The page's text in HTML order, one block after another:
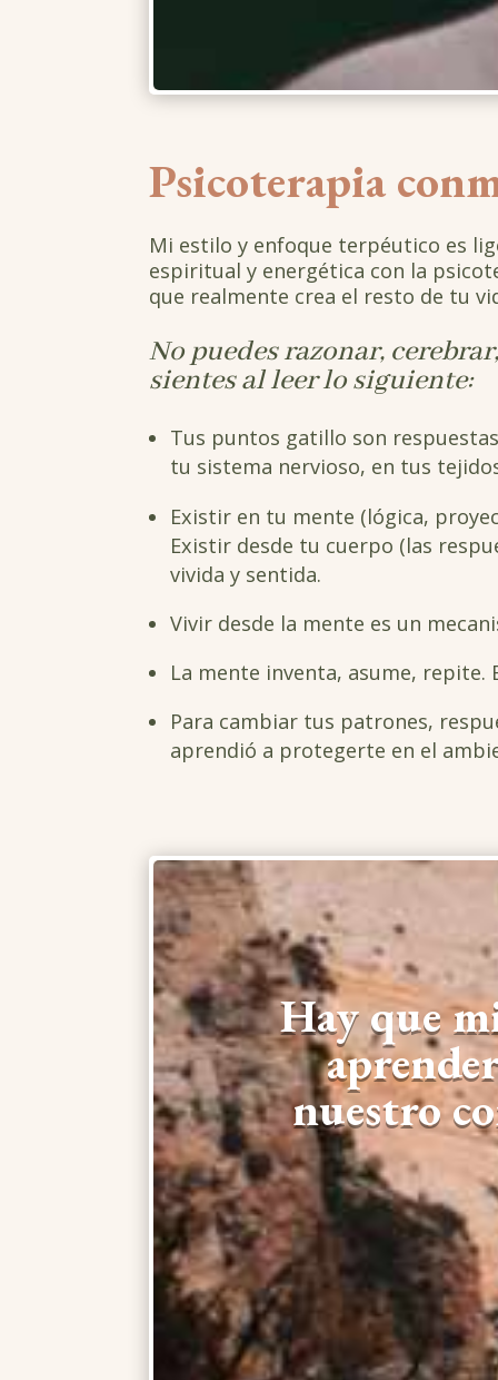
Psicoterapia
Mi estilo y enfoque terpéutico es
espiritual y energética con la
que realmente crea el resto de tu
No puedes razonar,
sientes al leer lo siguiente:
Tus puntos gatillo son
tu sistema nervioso, en tus
Existir en tu mente (lógica,
Existir desde tu cuerpo (las
vivida y sentida.
Vivir desde la mente es un
La mente inventa, asume,
Para cambiar tus patrones,
aprendió a protegerte en el
Hay que
nuestro